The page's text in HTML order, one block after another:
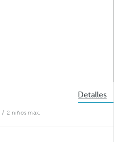
Detalles
/ 2 niños máx.